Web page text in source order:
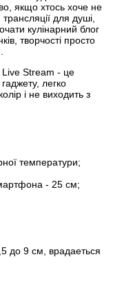
якщо хтось хоче не
для душі,
кулінарний блог
творчості просто
Live Stream - це
легко
і не виходить з
температури;
- 25 см;
до 9 см, врадаеться